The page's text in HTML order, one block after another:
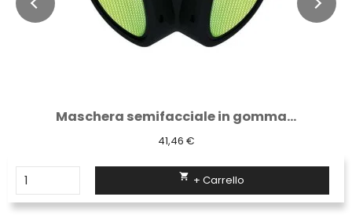
Maschera semifacciale in gomma...
41,46 €
 + Carrello